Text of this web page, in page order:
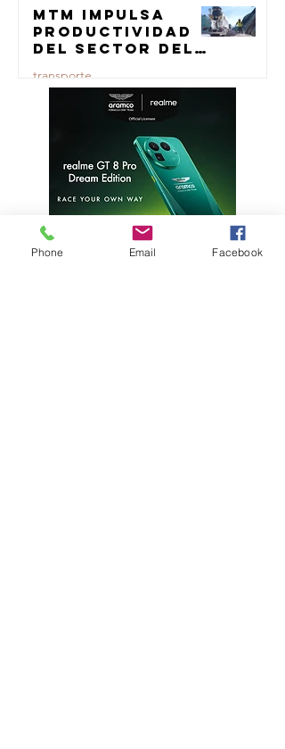
23 jul
MTM impulsa
productividad
del sector del
manufactura
certificada
transporte
Phone Email Facebook